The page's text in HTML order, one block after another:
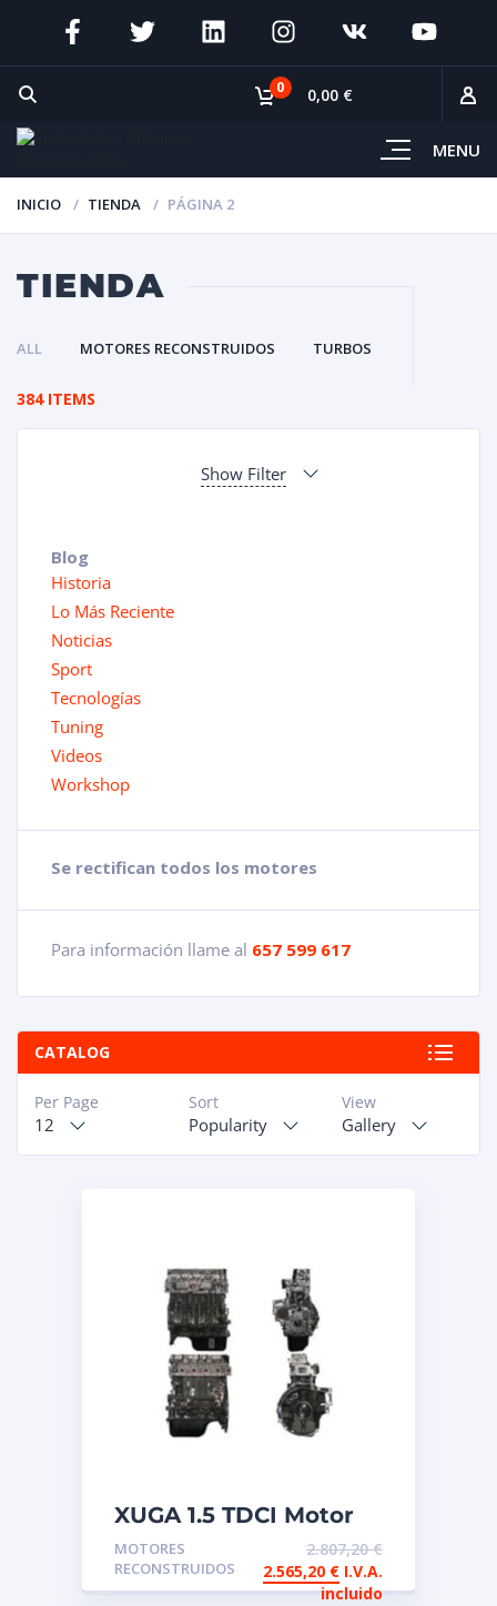
MENU
0 0,00 €
INICIO TIENDA PÁGINA 2
TIENDA
ALL MOTORES RECONSTRUIDOS TURBOS
384 ITEMS
Show Filter
Blog
Historia
Lo Más Reciente
Noticias
Sport
Tecnologías
Tuning
Videos
Workshop
Se rectifican todos los motores
Para información llame al 657 599 617
CATALOG
View
Gallery
Sort
Popularity
Per Page
12
XUGA 1.5 TDCI Motor
de intercambio
reconstruido FORD
MOTORES
RECONSTRUIDOS
2.807,20€
2.565,20 € I.V.A.
incluido